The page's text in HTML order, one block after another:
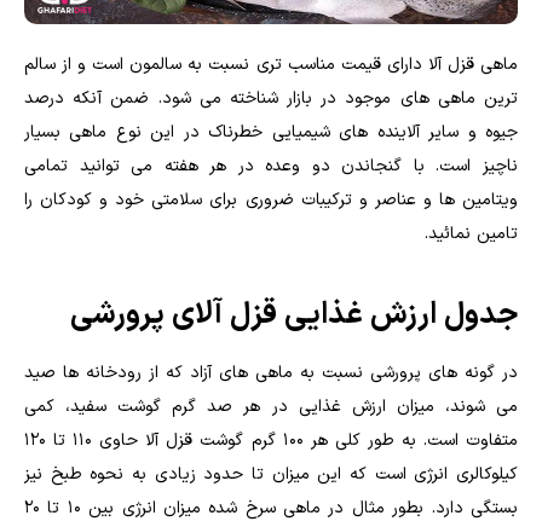
ماهی قزل آلا دارای قیمت مناسب تری نسبت به سالمون است و از سالم
ترین ماهی های موجود در بازار شناخته می شود. ضمن آنکه درصد
جیوه و سایر آلاینده های شیمیایی خطرناک در این نوع ماهی بسیار
ناچیز است. با گنجاندن دو وعده در هر هفته می توانید تمامی
ویتامین ها و عناصر و ترکیبات ضروری برای سلامتی خود و کودکان را
تامین نمائید.
جدول ارزش غذایی قزل آلای پرورشی
در گونه های پرورشی نسبت به ماهی های آزاد که از رودخانه ها صید
می شوند، میزان ارزش غذایی در هر صد گرم گوشت سفید، کمی
متفاوت است. به طور کلی هر ۱۰۰ گرم گوشت قزل آلا حاوی ۱۱۰ تا ۱۲۰
کیلوکالری انرژی است که این میزان تا حدود زیادی به نحوه طبخ نیز
بستگی دارد. بطور مثال در ماهی سرخ شده میزان انرژی بین ۱۰ تا ۲۰